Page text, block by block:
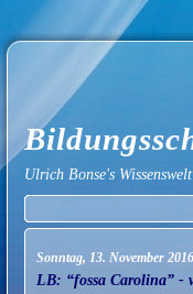
Ulrich Bonse's Wissenswelt
Sonntag, 13. November 2016
LB: “fossa Carolina” -